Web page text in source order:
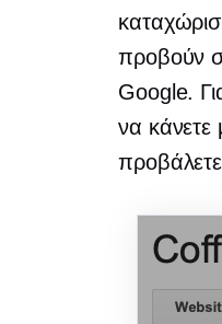
προβούν
Google.
να κάνετε